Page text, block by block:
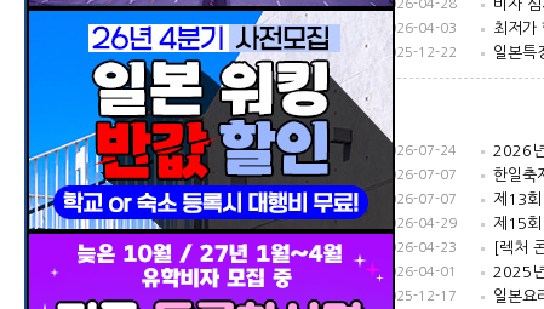
일본 미나시 재입국 절차 [워홀 유학생 한국 일시 귀국 방법] 2026-04-28
2026-04-03
2025-12-22
2027년도 JET프로그램 설명회 개최 안내 【8월 9일(일)】 2026-07-24
2026-07-07
제12회 전국대학생일본어연극대회 모집요강 [모집: 6월 22일(월)~8월 7일(금)] 2026-07-07
국립민속박물관 어린이날 지구 놀이터 일본 부스 안내 2026-04-29
2026-04-23 [렉처
2026-04-01 2025
‘제12회 한일포토콘테스트’ 수상작품 발표 2025-12-17